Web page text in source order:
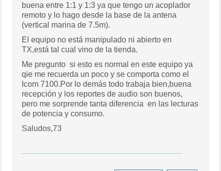
buena entre 1:1 y 1:3 ya que tengo un acoplador
remoto y lo hago desde la base de la antena
(vertical marina de 7.5m).
El equipo no está manipulado ni abierto en
TX,está tal cual vino de la tienda.
Me pregunto si esto es normal en este equipo ya
qie me recuerda un poco y se comporta como el
Icom 7100.Por lo demás todo trabaja bien,buena
recepción y los reportes de audio son buenos,
pero me sorprende tanta diferencia en las lecturas
de potencia y consumo.
Saludos,73